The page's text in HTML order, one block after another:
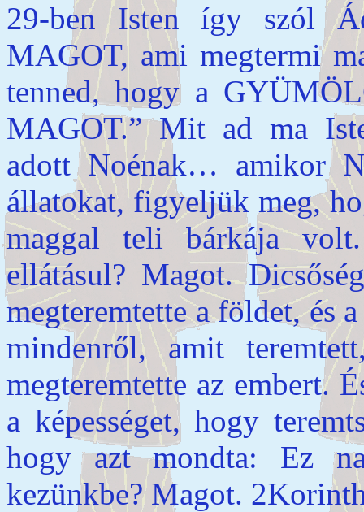
29-ben Isten így szól
MAGOT, ami megtermi
tenned, hogy a
MAGOT.” Mit ad ma
adott Noénak… amikor
állatokat, figyeljük meg,
maggal teli bárkája
ellátásul? Magot.
megteremtette a földet, és
mindenről, amit
megteremtette az embert.
a képességet, hogy
hogy azt mondta: Ez
kezünkbe? Magot.